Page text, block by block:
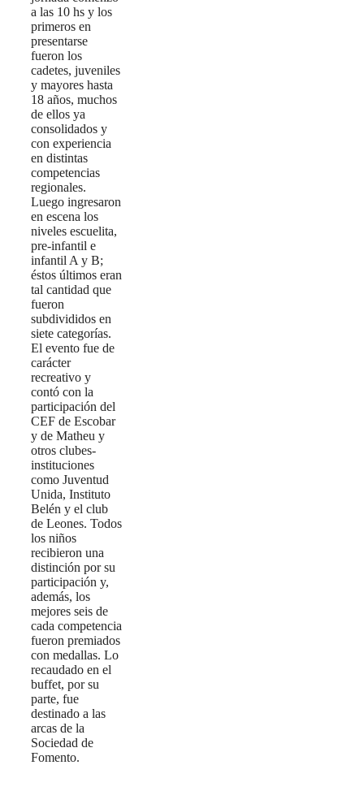
a las 10 hs y los
primeros en
presentarse
fueron los
cadetes, juveniles
y mayores hasta
18 años, muchos
de ellos ya
consolidados y
con experiencia
en distintas
competencias
regionales.
Luego ingresaron
en escena los
niveles escuelita,
pre-infantil e
infantil A y B;
éstos últimos eran
tal cantidad que
fueron
subdivididos en
siete categorías.
El evento fue de
carácter
recreativo y
contó con la
participación del
CEF de Escobar
y de Matheu y
otros clubes-
instituciones
como Juventud
Unida, Instituto
Belén y el club
de Leones. Todos
los niños
recibieron una
distinción por su
participación y,
además, los
mejores seis de
cada competencia
fueron premiados
con medallas. Lo
recaudado en el
buffet, por su
parte, fue
destinado a las
arcas de la
Sociedad de
Fomento.